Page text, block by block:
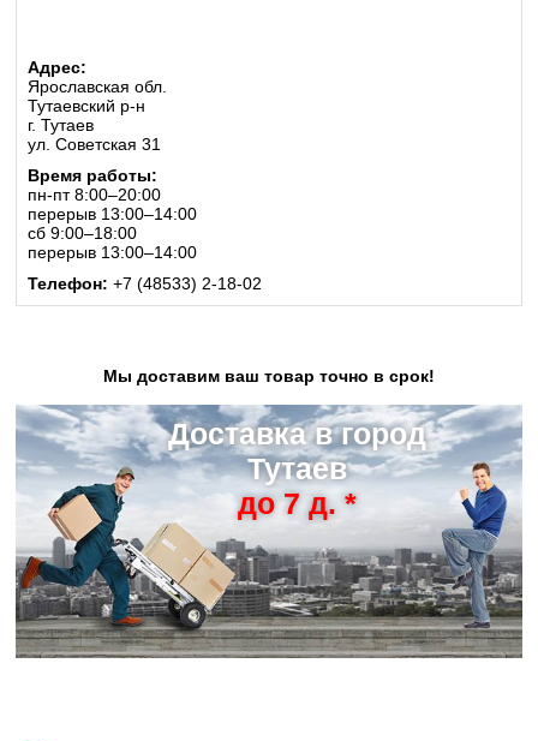
Адрес:
Ярославская обл.
Тутаевский р-н
г. Тутаев
ул. Советская 31
Время работы:
пн-пт 8:00–20:00
перерыв 13:00–14:00
сб 9:00–18:00
перерыв 13:00–14:00
Телефон: +7 (48533) 2-18-02
Мы доставим ваш товар точно в срок!
Доставка в город
Тутаев
до 7 д. *